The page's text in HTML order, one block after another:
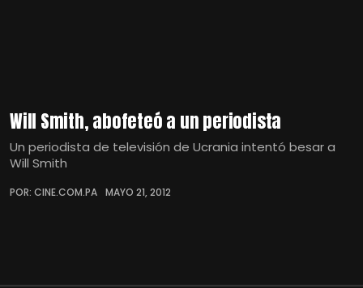
Will Smith, abofeteó a un periodista
Un periodista de televisión de Ucrania intentó besar a
Will Smith
POR: CINE.COM.PA MAYO 21, 2012